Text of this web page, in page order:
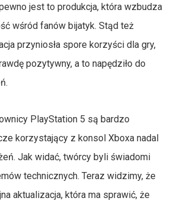
jest to produkcja, która wzbudza
wśród fanów bijatyk. Stąd też
przyniosła spore korzyści dla gry,
pozytywny, a to napędziło do
PlayStation 5 są bardzo
korzystający z konsol Xboxa nadal
Jak widać, twórcy byli świadomi
technicznych. Teraz widzimy, że
aktualizacja, która ma sprawić, że